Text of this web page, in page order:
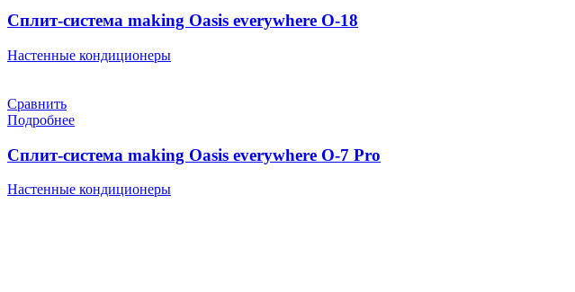
Сплит-система making Oasis everywhere O-18
Настенные кондиционеры
Сравнить
Подробнее
Cплит-система making Oasis everywhere O-7 Pro
Настенные кондиционеры